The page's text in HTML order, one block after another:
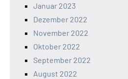
Januar 2023
Dezember 2022
November 2022
Oktober 2022
September 2022
August 2022